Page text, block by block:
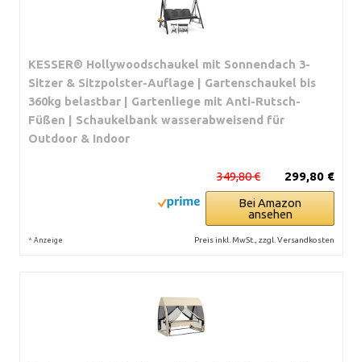
KESSER® Hollywoodschaukel mit Sonnendach 3-
Sitzer & Sitzpolster-Auflage | Gartenschaukel bis
360kg belastbar | Gartenliege mit Anti-Rutsch-
Füßen | Schaukelbank wasserabweisend für
Outdoor & Indoor
299,80 €
349,80 €
Bei Amazon
ansehen
* Anzeige Preis inkl. MwSt., zzgl. Versandkosten